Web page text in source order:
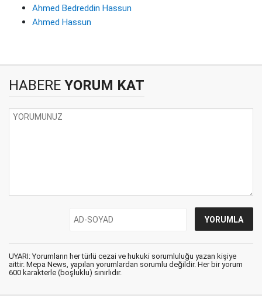
Ahmed Bedreddin Hassun
Ahmed Hassun
HABERE YORUM KAT
UYARI: Yorumların her türlü cezai ve hukuki sorumluluğu yazan kişiye
aittir. Mepa News, yapılan yorumlardan sorumlu değildir. Her bir yorum
600 karakterle (boşluklu) sınırlıdır.